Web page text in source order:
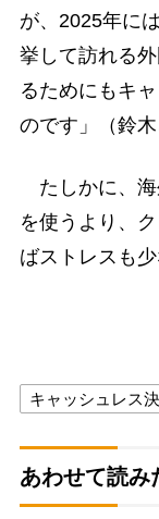
が、2025年に
挙して訪れる
るためにもキ
のです」（鈴木
たしかに、海
を使うより、
ばストレスも
キャッシュレス
あわせて読み